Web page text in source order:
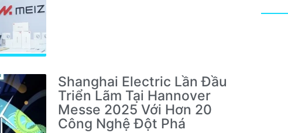
Shanghai Electric Lần Đầu
Triển Lãm Tại Hannover
Messe 2025 Với Hơn 20
Công Nghệ Đột Phá